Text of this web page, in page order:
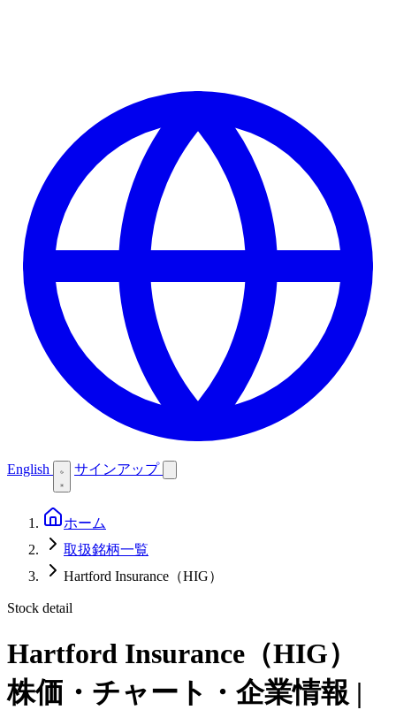
English サインアップ
ホーム
取扱銘柄一覧
Hartford Insurance（HIG）
Stock detail
Hartford Insurance（HIG）
株価・チャート・企業情報 |